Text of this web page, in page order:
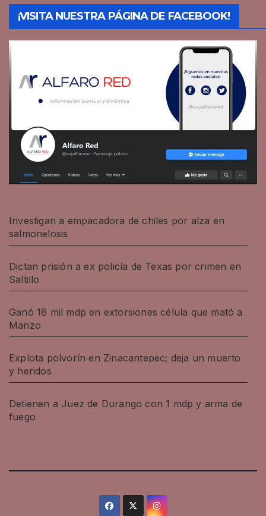
¡VISITA NUESTRA PÁGINA DE FACEBOOK!
Investigan a empacadora de chiles por alza en
salmonelosis
Dictan prisión a ex policía de Texas por crimen en
Saltillo
Ganó 18 mil mdp en extorsiones célula que mató a
Manzo
Explota polvorín en Zinacantepec; deja un muerto
y heridos
Detienen a Juez de Durango con 1 mdp y arma de
fuego